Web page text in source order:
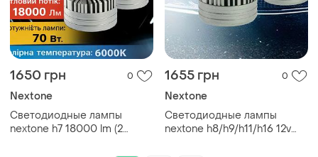
1650 грн 0
Nextone
Светодиодные лампы
nextone h7 18000 lm (2
1655 грн 0
Nextone
Светодиодные лампы
nextone h8/h9/h11/h16 12v